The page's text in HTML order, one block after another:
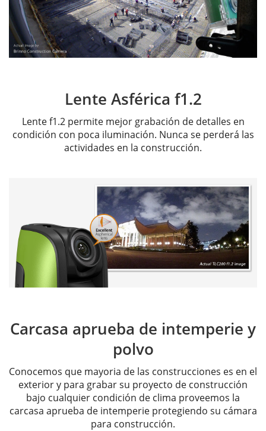
Lente Asférica f1.2
Lente f1.2 permite mejor grabación de detalles en
condición con poca iluminación. Nunca se perderá las
actividades en la construcción.
Carcasa aprueba de intemperie y
polvo
Conocemos que mayoria de las construcciones es en el
exterior y para grabar su proyecto de construcción
bajo cualquier condición de clima proveemos la
carcasa aprueba de intemperie protegiendo su cámara
para construcción.